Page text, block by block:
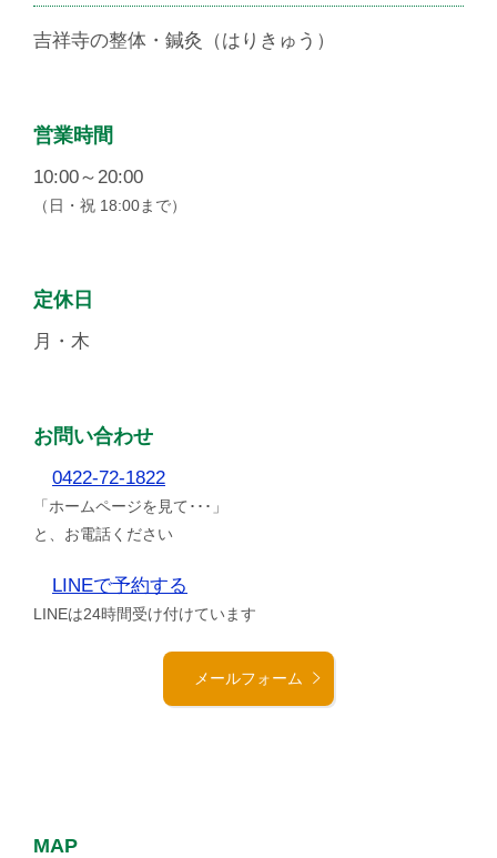
吉祥寺の整体・鍼灸（はりきゅう）
営業時間
10:00～20:00
（日・祝 18:00まで）
定休日
月・木
お問い合わせ
0422-72-1822
「ホームページを見て･･･」
と、お電話ください
LINEで予約する
LINEは24時間受け付けています
メールフォーム
MAP